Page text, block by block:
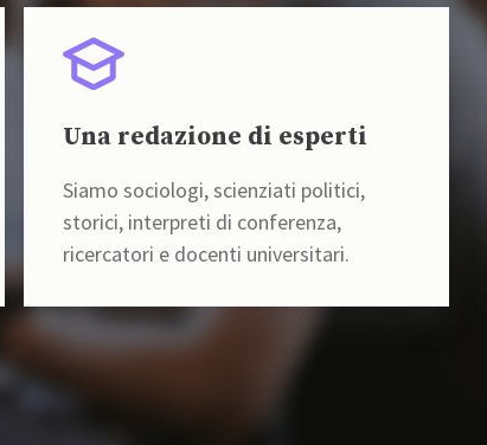
Una redazione di esperti
Siamo sociologi, scienziati politici,
storici, interpreti di conferenza,
ricercatori e docenti universitari.